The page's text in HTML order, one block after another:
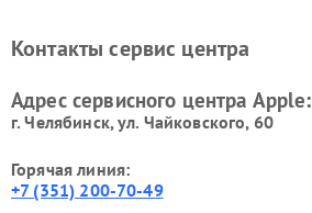
Контакты сервис центра
Адрес сервисного центра Apple:
г. Челябинск, ул. Чайковского, 60
Горячая линия:
+7 (351) 200-70-49